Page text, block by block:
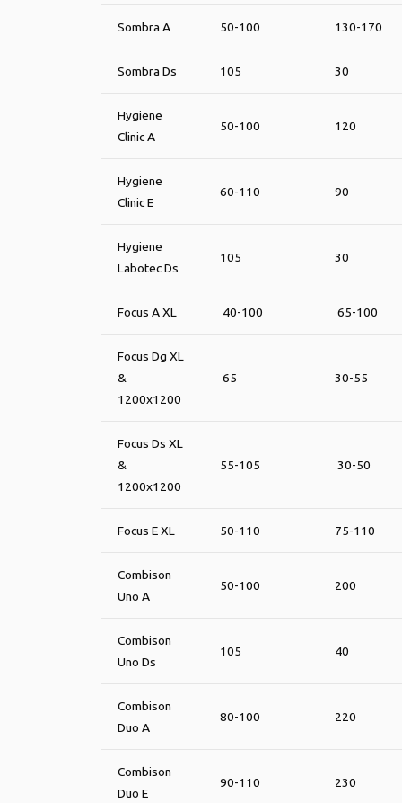
Sombra A 50-100 130-170
Sombra Ds 105 30
Hygiene
Clinic A
50-100 120
Hygiene
Clinic E
60-110 90
Hygiene
Labotec Ds
105 30
Focus A XL 40-100 65-100
Focus Dg XL
&
1200x1200
65 30-55
Focus Ds XL
&
1200x1200
55-105 30-50
Focus E XL 50-110 75-110
Combison
Uno A
50-100 200
Combison
Uno Ds
105 40
Combison
Duo A
80-100 220
Combison
Duo E
90-110 230